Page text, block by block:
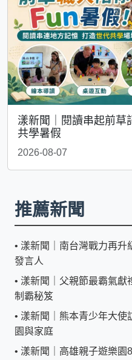
漾新聞｜閱讀串起前
共學暑假
2026-08-07
推薦新聞
• 漾新聞｜南台灣戰力再升
發言人
• 漾新聞｜父親節最霸氣獻
制霸秘笈
• 漾新聞｜熊本青少年大
園與家庭
• 漾新聞｜高雄親子遊樂